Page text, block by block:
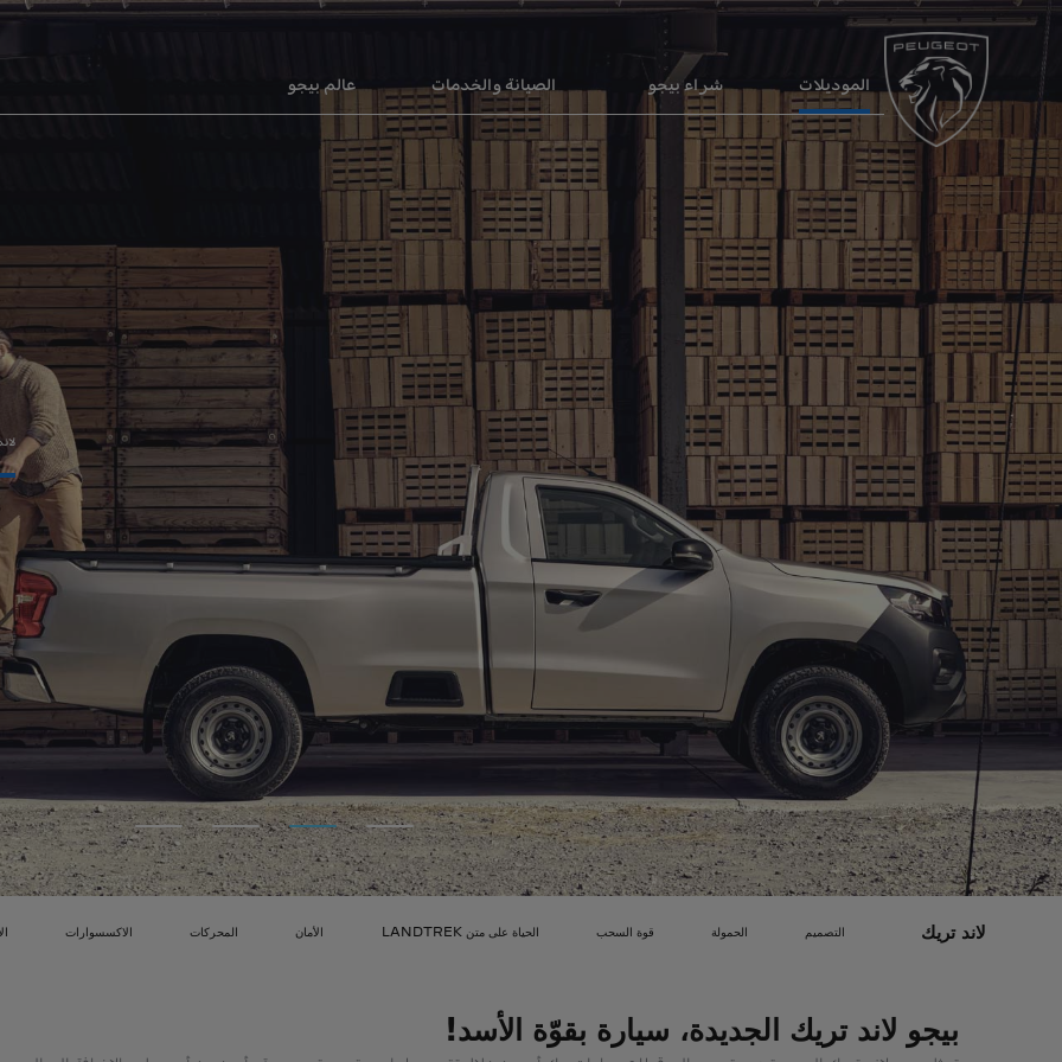
الموديلات شراء بيجو الصيانة والخدمات عالم بيجو
لاند تريك التصميم الحمولة قوة السحب الحياة على متن LANDTREK الأمان المحركات الاكسسوارات
بيجو لاند تريك الجديدة، سيارة بقوّة الأسد!